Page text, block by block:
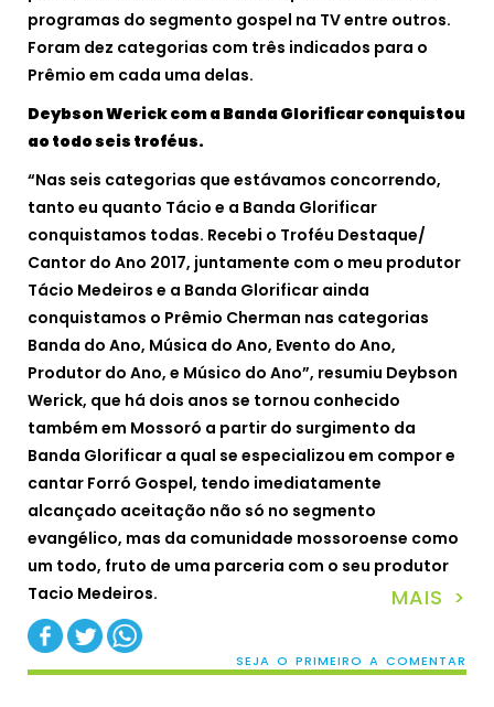
programas do segmento gospel na TV entre outros.
Foram dez categorias com três indicados para o
Prêmio em cada uma delas.
Deybson Werick com a Banda Glorificar conquistou
ao todo seis troféus.
“Nas seis categorias que estávamos concorrendo,
tanto eu quanto Tácio e a Banda Glorificar
conquistamos todas. Recebi o Troféu Destaque/
Cantor do Ano 2017, juntamente com o meu produtor
Tácio Medeiros e a Banda Glorificar ainda
conquistamos o Prêmio Cherman nas categorias
Banda do Ano, Música do Ano, Evento do Ano,
Produtor do Ano, e Músico do Ano”, resumiu Deybson
Werick, que há dois anos se tornou conhecido
também em Mossoró a partir do surgimento da
Banda Glorificar a qual se especializou em compor e
cantar Forró Gospel, tendo imediatamente
alcançado aceitação não só no segmento
evangélico, mas da comunidade mossoroense como
um todo, fruto de uma parceria com o seu produtor
Tacio Medeiros.
MAIS >
SEJA O PRIMEIRO A COMENTAR